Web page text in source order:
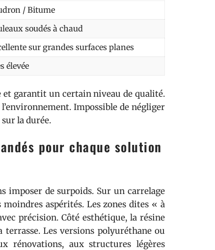
/ Bitume
soudés à chaud
sur grandes surfaces planes
élevée
et garantit un certain niveau de qualité.
Impossible de négliger
la durée.
pour chaque solution
imposer de surpoids. Sur un carrelage
aspérités. Les zones dites « à
précision. Côté esthétique, la résine
Les versions polyuréthane ou
rénovations, aux structures légères